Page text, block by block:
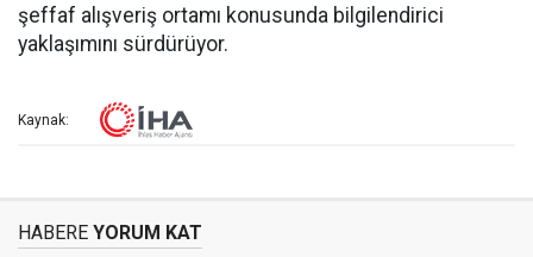
şeffaf alışveriş ortamı konusunda bilgilendirici
yaklaşımını sürdürüyor.
Kaynak:
HABERE YORUM KAT